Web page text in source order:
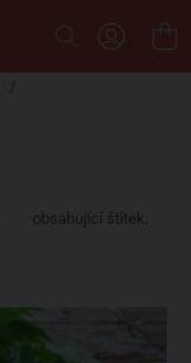
/
obsahující štítek: